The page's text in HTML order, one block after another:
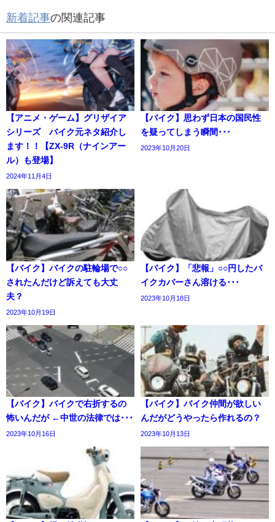
新着記事の関連記事
【アニメ・ゲーム】グリザイア
シリーズ バイク元ネタ紹介し
ます！！【ZX-9R（ナインアー
ル）も登場】
2024年11月4日
【バイク】思わず日本の国民性
を疑ってしまう瞬間･･･
2023年10月20日
【バイク】バイクの駐輪場で○○
されたんだけど訴えても大丈
夫？
2023年10月19日
【バイク】「悲報」○○円したバ
イクカバーさん溶ける･･･
2023年10月18日
【バイク】バイクで右折するの
怖いんだが ←中世の法律では･･･
2023年10月16日
【バイク】バイク仲間が欲しい
んだがどうやったら作れるの？
2023年10月13日